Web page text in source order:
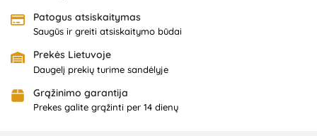
Patogus atsiskaitymas
Saugūs ir greiti atsiskaitymo būdai
Prekės Lietuvoje
Daugelį prekių turime sandėlyje
Grąžinimo garantija
Prekes galite grąžinti per 14 dienų